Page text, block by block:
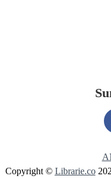
Copyright © Librarie.co